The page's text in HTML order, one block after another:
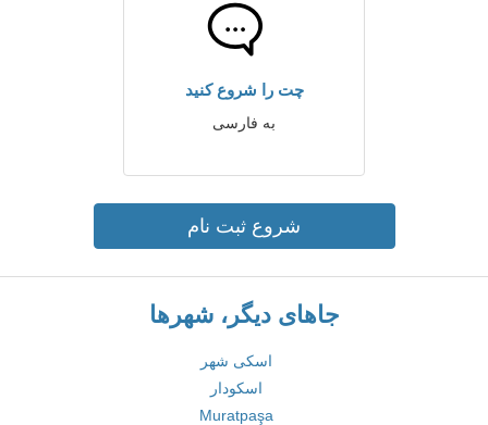
چت را شروع کنید
به فارسی
شروع ثبت نام
جاهای دیگر، شهرها
اسکی شهر
اسکودار
Muratpaşa